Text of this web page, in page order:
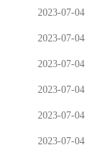
2023-07-04
2023-07-04
2023-07-04
2023-07-04
2023-07-04
2023-07-04